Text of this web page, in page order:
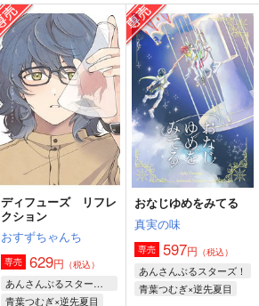
ひまわり畑でつかまえ
て
ブレイクタイム
308円 （税込）
逆先夏目×青葉つむぎ
サンプル
作品詳細
どうか、きらいになら
ないで
ブレイクタイム
440円（税込）
逆先夏目×青葉つむぎ
サンプル
作品詳細
ディフューズ リフレ
クション
おすずちゃんち
専売 629円 （税込）
あんさんぶるスターズ！
青葉つむぎ×逆先夏目
おなじゆめをみてる
真実の味
専売 597円 （税込）
あんさんぶるスターズ！
青葉つむぎ×逆先夏目